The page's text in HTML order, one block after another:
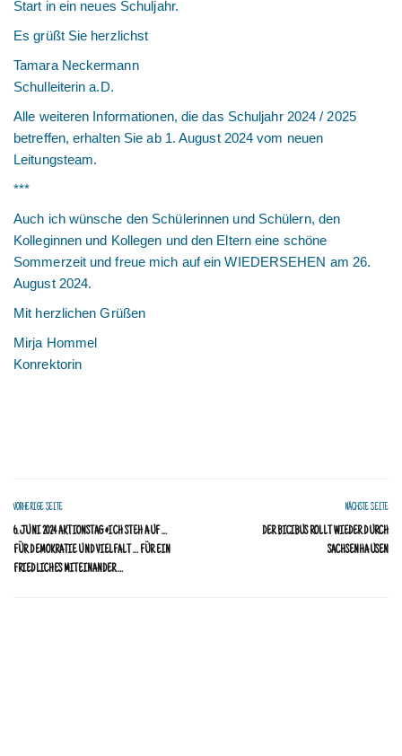
Start in ein neues Schuljahr.
Es grüßt Sie herzlichst
Tamara Neckermann
Schulleiterin a.D.
Alle weiteren Informationen, die das Schuljahr 2024 / 2025
betreffen, erhalten Sie ab 1. August 2024 vom neuen
Leitungsteam.
***
Auch ich wünsche den Schülerinnen und Schülern, den
Kolleginnen und Kollegen und den Eltern eine schöne
Sommerzeit und freue mich auf ein WIEDERSEHEN am 26.
August 2024.
Mit herzlichen Grüßen
Mirja Hommel
Konrektorin
VORHERIGE SEITE
6. JUNI 2024 AKTIONSTAG #ICH STEH AUF …
FÜR DEMOKRATIE UND VIELFALT … FÜR EIN
FRIEDLICHES MITEINANDER …
NÄCHSTE SEITE
DER BICIBUS ROLLT WIEDER DURCH
SACHSENHAUSEN